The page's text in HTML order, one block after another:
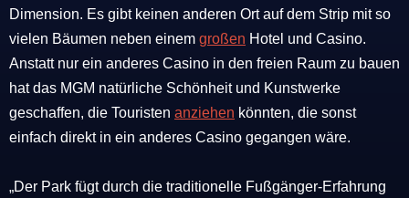
Dimension. Es gibt keinen anderen Ort auf dem Strip mit so
vielen Bäumen neben einem großen Hotel und Casino.
Anstatt nur ein anderes Casino in den freien Raum zu bauen
hat das MGM natürliche Schönheit und Kunstwerke
geschaffen, die Touristen anziehen könnten, die sonst
einfach direkt in ein anderes Casino gegangen wäre.
„Der Park fügt durch die traditionelle Fußgänger-Erfahrung